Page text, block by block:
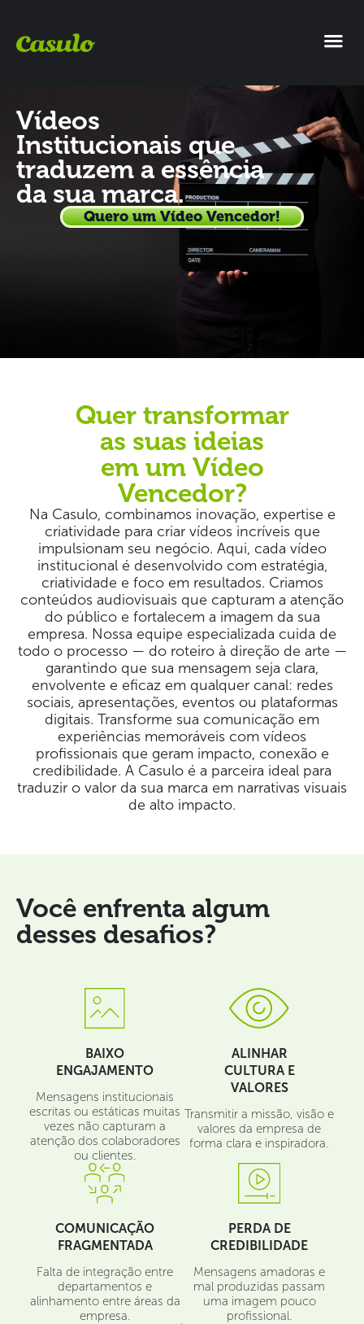
Vídeos
Institucionais que
traduzem a essência
da sua marca.
Quero um Vídeo Vencedor!
Quer transformar
as suas ideias
em um Vídeo
Vencedor?
Na Casulo, combinamos inovação, expertise e
criatividade para criar vídeos incríveis que
impulsionam seu negócio. Aqui, cada vídeo
institucional é desenvolvido com estratégia,
criatividade e foco em resultados. Criamos
conteúdos audiovisuais que capturam a atenção
do público e fortalecem a imagem da sua
empresa. Nossa equipe especializada cuida de
todo o processo — do roteiro à direção de arte —
garantindo que sua mensagem seja clara,
envolvente e eficaz em qualquer canal: redes
sociais, apresentações, eventos ou plataformas
digitais. Transforme sua comunicação em
experiências memoráveis com vídeos
profissionais que geram impacto, conexão e
credibilidade. A Casulo é a parceira ideal para
traduzir o valor da sua marca em narrativas visuais
de alto impacto.
Você enfrenta algum
desses desafios?
BAIXO
ENGAJAMENTO
Mensagens institucionais
escritas ou estáticas muitas
vezes não capturam a
atenção dos colaboradores
ou clientes.
ALINHAR
CULTURA E
VALORES
Transmitir a missão, visão e
valores da empresa de
forma clara e inspiradora.
COMUNICAÇÃO
FRAGMENTADA
Falta de integração entre
departamentos e
alinhamento entre áreas da
empresa.
PERDA DE
CREDIBILIDADE
Mensagens amadoras e
mal produzidas passam
uma imagem pouco
profissional.